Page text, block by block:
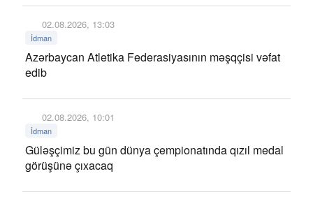
02.08.2026, 13:03
İdman
Azərbaycan Atletika Federasiyasının məşqçisi vəfat
edib
02.08.2026, 10:01
İdman
Güləşçimiz bu gün dünya çempionatında qızıl medal
görüşünə çıxacaq